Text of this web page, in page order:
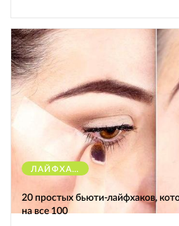
ЛАЙФХАКИ
20 простых бьюти-лайфхаков,
на все 100